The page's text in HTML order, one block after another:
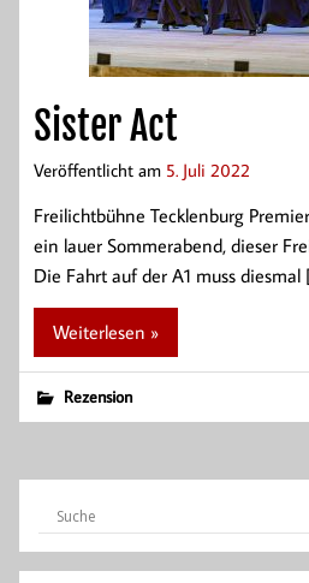
Sister Act
Veröffentlicht am 5. Juli 2022
Freilichtbühne Tecklenburg
ein lauer Sommerabend, dieser
Die Fahrt auf der A1 muss
Weiterlesen »
Rezension